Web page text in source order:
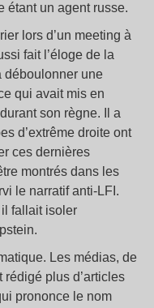
étant un agent russe.
lors d’un meeting à
fait l’éloge de la
déboulonner une
qui avait mis en
son règne. Il a
d’extrême droite ont
ces dernières
montrés dans les
le narratif anti-LFI.
il fallait isoler
Les médias, de
rédigé plus d’articles
prononce le nom